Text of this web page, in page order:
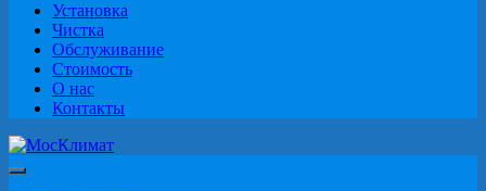
Установка
Чистка
Обслуживание
Стоимость
О нас
Контакты